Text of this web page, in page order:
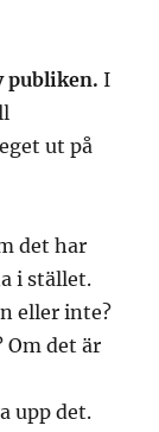
publiken. I
ut på
det har
i stället.
eller inte?
Om det är
upp det.